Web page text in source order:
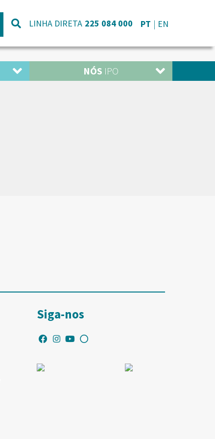
LINHA DIRETA 225 084 000 PT EN
NÓS IPO
Siga-nos